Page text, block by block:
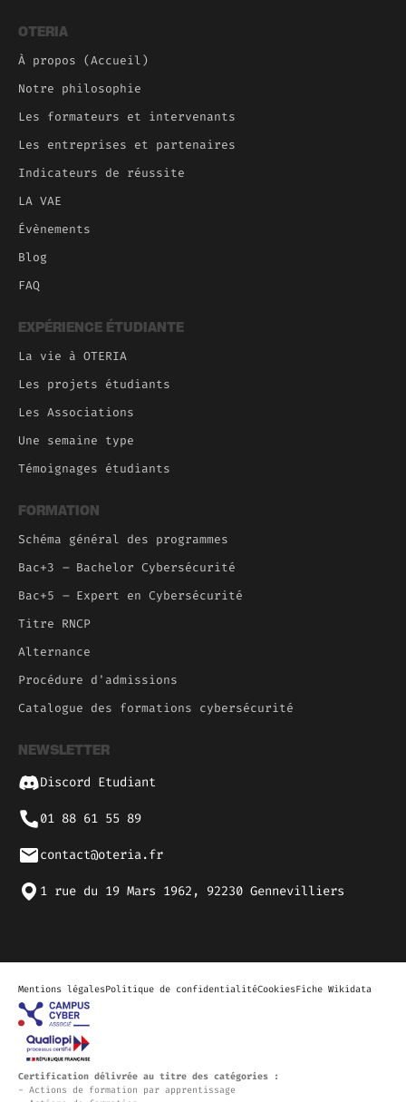
OTERIA
À propos (Accueil)
Notre philosophie
Les formateurs et intervenants
Les entreprises et partenaires
Indicateurs de réussite
LA VAE
Évènements
Blog
FAQ
EXPÉRIENCE ÉTUDIANTE
La vie à OTERIA
Les projets étudiants
Les Associations
Une semaine type
Témoignages étudiants
FORMATION
Schéma général des programmes
Bac+3 –Bachelor Cybersécurité
Bac+5 –Expert en Cybersécurité
Titre RNCP
Alternance
Procédure d'admissions
Catalogue des formations cybersécurité
NEWSLETTER
Discord Etudiant
01 88 61 55 89
contact@oteria.fr
1 rue du 19 Mars 1962, 92230 Gennevilliers
Mentions légalesPolitique de confidentialitéCookiesFiche Wikidata
Certification délivrée au titre des catégories :
- Actions de formation par apprentissage